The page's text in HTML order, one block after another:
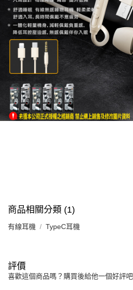
商品相關分類 (1)
有線耳機 TypeC耳機
評價
喜歡這個商品嗎？購買後給他一個好評吧